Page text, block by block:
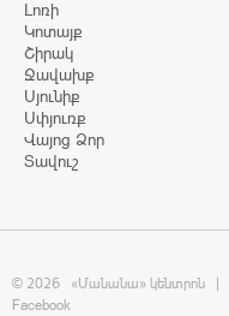
Լոռի
Կոտայք
Շիրակ
Ջավախք
Սյունիք
Սփյուռք
Վայոց Ձոր
Տավուշ
© 2026 «Մանանա» կենտրոն |
Facebook